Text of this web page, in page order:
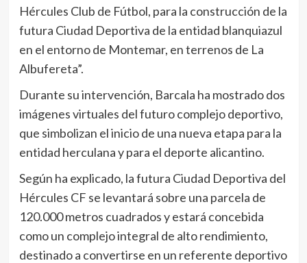
Hércules Club de Fútbol, para la construcción de la
futura Ciudad Deportiva de la entidad blanquiazul
en el entorno de Montemar, en terrenos de La
Albufereta”.
Durante su intervención, Barcala ha mostrado dos
imágenes virtuales del futuro complejo deportivo,
que simbolizan el inicio de una nueva etapa para la
entidad herculana y para el deporte alicantino.
Según ha explicado, la futura Ciudad Deportiva del
Hércules CF se levantará sobre una parcela de
120.000 metros cuadrados y estará concebida
como un complejo integral de alto rendimiento,
destinado a convertirse en un referente deportivo